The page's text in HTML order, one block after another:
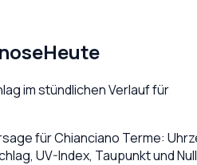
Heute
im stündlichen Verlauf für
fürChianciano Terme:
UV-Index, Taupunkt und